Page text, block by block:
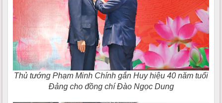
Thủ tướng Phạm Minh Chính gắn Huy hiệu 40 năm tuổi
Đảng cho đồng chí Đào Ngọc Dung